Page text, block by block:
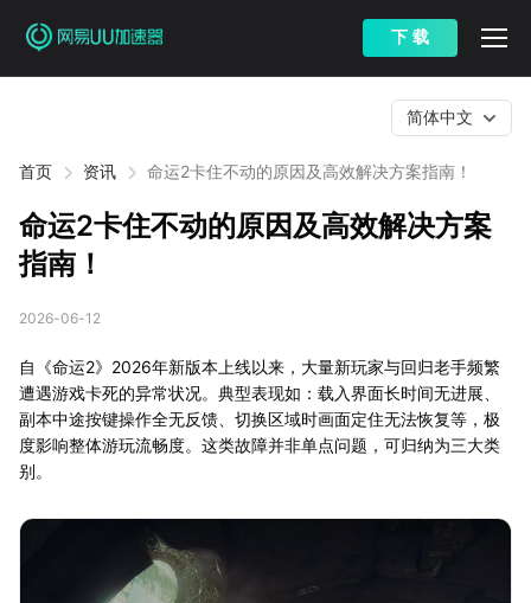
下 载
首页 资讯 命运2卡住不动的原因及高效解决方案指南！
简体中文
命运2卡住不动的原因及高效解决方案
指南！
2026-06-12
自《命运2》2026年新版本上线以来，大量新玩家与回归老手频繁
遭遇游戏卡死的异常状况。典型表现如：载入界面长时间无进展、
副本中途按键操作全无反馈、切换区域时画面定住无法恢复等，极
度影响整体游玩流畅度。这类故障并非单点问题，可归纳为三大类
别。